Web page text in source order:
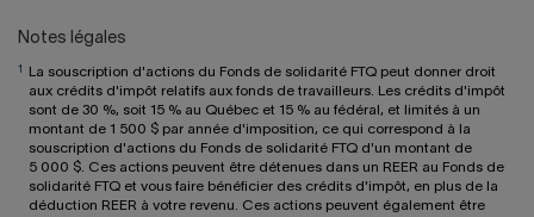
Notes légales
La souscription d'actions du Fonds de solidarité FTQ peut donner droit
aux crédits d'impôt relatifs aux fonds de travailleurs. Les crédits d'impôt
sont de 30 %, soit 15 % au Québec et 15 % au fédéral, et limités à un
montant de 1 500 $ par année d'imposition, ce qui correspond à la
souscription d'actions du Fonds de solidarité FTQ d'un montant de
5 000 $. Ces actions peuvent être détenues dans un REER au Fonds de
solidarité FTQ et vous faire bénéficier des crédits d'impôt, en plus de la
déduction REER à votre revenu. Ces actions peuvent également être